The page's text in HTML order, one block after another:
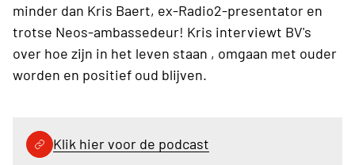
minder dan Kris Baert, ex-Radio2-presentator en
trotse Neos-ambassedeur! Kris interviewt BV's
over hoe zijn in het leven staan , omgaan met ouder
worden en positief oud blijven.
Klik hier voor de podcast